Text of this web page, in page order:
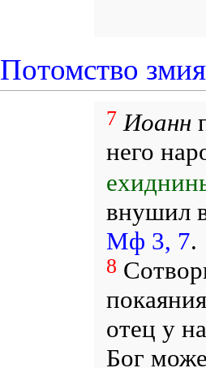
Потомство змия
7 Иоанн
него
внушил
Мф 3, 7.
8
отец у
Бог